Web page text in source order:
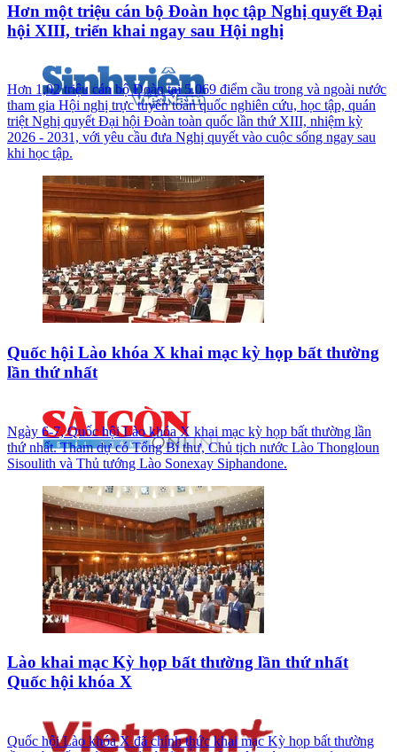
Hơn một triệu cán bộ Đoàn học tập Nghị quyết Đại
hội XIII, triển khai ngay sau Hội nghị
Hơn 1,02 triệu cán bộ Đoàn tại 5.069 điểm cầu trong và ngoài nước
tham gia Hội nghị trực tuyến toàn quốc nghiên cứu, học tập, quán
triệt Nghị quyết Đại hội Đoàn toàn quốc lần thứ XIII, nhiệm kỳ
2026 - 2031, với yêu cầu đưa Nghị quyết vào cuộc sống ngay sau
khi học tập.
Quốc hội Lào khóa X khai mạc kỳ họp bất thường
lần thứ nhất
Ngày 6-7, Quốc hội Lào khóa X khai mạc kỳ họp bất thường lần
thứ nhất. Tham dự có Tổng Bí thư, Chủ tịch nước Lào Thongloun
Sisoulith và Thủ tướng Lào Sonexay Siphandone.
Lào khai mạc Kỳ họp bất thường lần thứ nhất
Quốc hội khóa X
Quốc hội Lào khóa X đã chính thức khai mạc Kỳ họp bất thường